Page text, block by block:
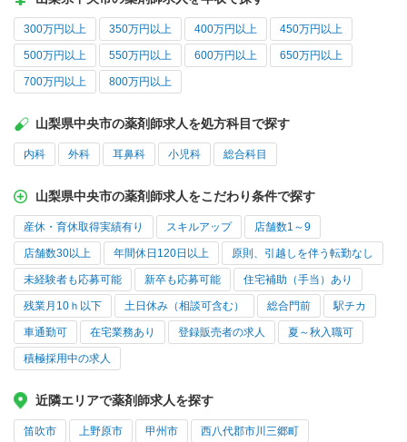
300万円以上 350万円以上 400万円以上 450万円以上
500万円以上 550万円以上 600万円以上 650万円以上
700万円以上 800万円以上
山梨県中央市の薬剤師求人を処方科目で探す
内科 外科 耳鼻科 小児科 総合科目
山梨県中央市の薬剤師求人をこだわり条件で探す
産休・育休取得実績有り スキルアップ 店舗数1～9
店舗数30以上 年間休日120日以上 原則、引越しを伴う転勤なし
未経験者も応募可能 新卒も応募可能 住宅補助（手当）あり
残業月10ｈ以下 土日休み（相談可含む） 総合門前 駅チカ
車通勤可 在宅業務あり 登録販売者の求人 夏～秋入職可
積極採用中の求人
近隣エリアで薬剤師求人を探す
笛吹市 上野原市 甲州市 西八代郡市川三郷町